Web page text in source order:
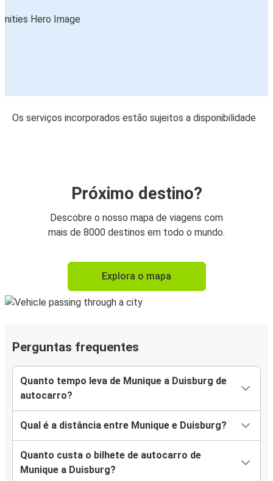
Os serviços incorporados estão sujeitos a disponibilidade
Próximo destino?
Descobre o nosso mapa de viagens com
mais de 8000 destinos em todo o mundo.
Explora o mapa
Perguntas frequentes
Quanto tempo leva de Munique a Duisburg de
autocarro?
Qual é a distância entre Munique e Duisburg?
Quanto custa o bilhete de autocarro de
Munique a Duisburg?